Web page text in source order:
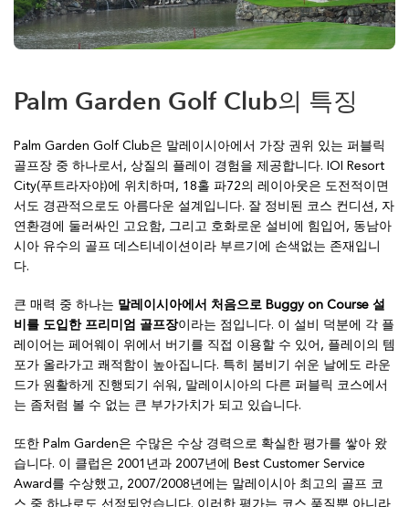
Palm Garden Golf Club의 특징
Palm Garden Golf Club은 말레이시아에서 가장 권위 있는 퍼블릭
골프장 중 하나로서, 상질의 플레이 경험을 제공합니다. IOI Resort
City(푸트라자야)에 위치하며, 18홀 파72의 레이아웃은 도전적이면
서도 경관적으로도 아름다운 설계입니다. 잘 정비된 코스 컨디션, 자
연환경에 둘러싸인 고요함, 그리고 호화로운 설비에 힘입어, 동남아
시아 유수의 골프 데스티네이션이라 부르기에 손색없는 존재입니
다.
큰 매력 중 하나는 말레이시아에서 처음으로 Buggy on Course 설
비를 도입한 프리미엄 골프장이라는 점입니다. 이 설비 덕분에 각 플
레이어는 페어웨이 위에서 버기를 직접 이용할 수 있어, 플레이의 템
포가 올라가고 쾌적함이 높아집니다. 특히 붐비기 쉬운 날에도 라운
드가 원활하게 진행되기 쉬워, 말레이시아의 다른 퍼블릭 코스에서
는 좀처럼 볼 수 없는 큰 부가가치가 되고 있습니다.
또한 Palm Garden은 수많은 수상 경력으로 확실한 평가를 쌓아 왔
습니다. 이 클럽은 2001년과 2007년에 Best Customer Service
Award를 수상했고, 2007/2008년에는 말레이시아 최고의 골프 코
스 중 하나로도 선정되었습니다. 이러한 평가는 코스 품질뿐 아니라